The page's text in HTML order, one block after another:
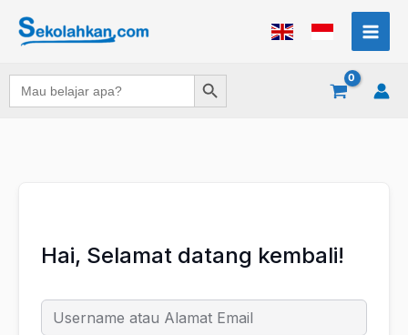
Search
for:
Search Button
Hai, Selamat datang kembali!